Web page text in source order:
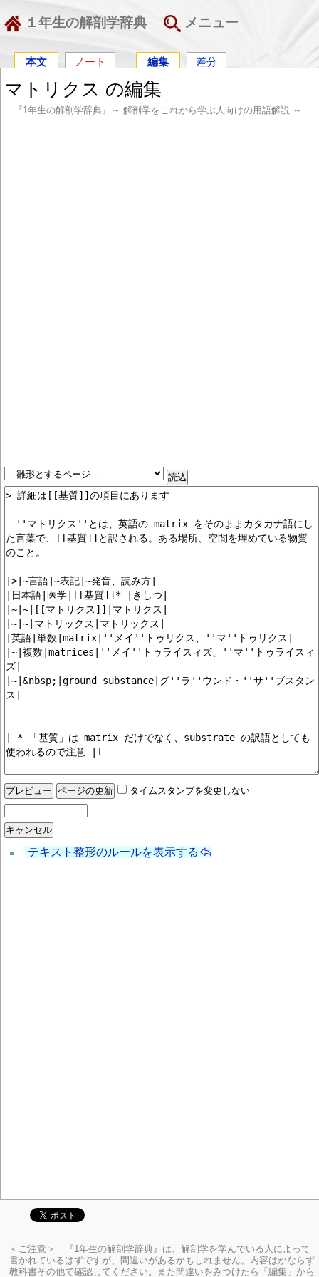
１年生の解剖学辞典 メニュー
本文 ノート 編集 差分
マトリクス の編集
『1年生の解剖学辞典』～ 解剖学をこれから学ぶ人向けの用語解説 ～
タイムスタンプを変更しない
テキスト整形のルールを表示する
＜ご注意＞ 『1年生の解剖学辞典』は、解剖学を学んでいる人によって
書かれているはずですが、間違いがあるかもしれません。内容はかならず
教科書その他で確認してください。
また間違いをみつけたら「編集」から